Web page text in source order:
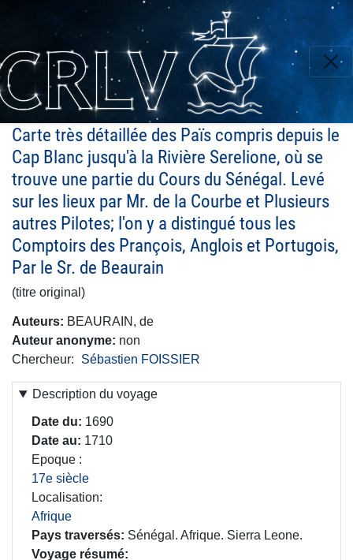
contenu
principal
Carte très détaillée des Païs compris depuis le
Cap Blanc jusqu'à la Rivière Serelione, où se
trouve une partie du Cours du Sénégal. Levé
sur les lieux par Mr. de la Courbe et Plusieurs
autres Pilotes; l'on y a distingué tous les
Comptoirs des Prançois, Anglois et Portugois,
Par le Sr. de Beaurain
(titre original)
Auteurs
BEAURAIN, de
Auteur anonyme non
Chercheur
Sébastien FOISSIER
Description du voyage
Date du
1690
Date au
1710
Epoque
17e siècle
Localisation
Afrique
Pays traversés Sénégal. Afrique. Sierra Leone.
Voyage résumé